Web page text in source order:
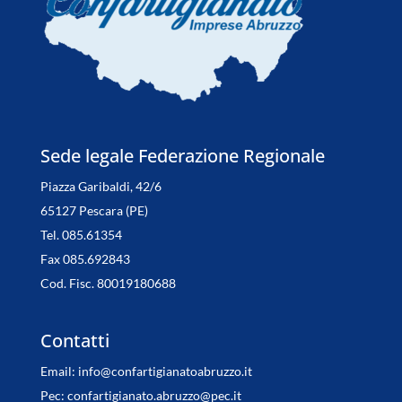
Sede legale Federazione Regionale
Piazza Garibaldi, 42/6
65127 Pescara (PE)
Tel. 085.61354
Fax 085.692843
Cod. Fisc. 80019180688
Contatti
Email: info@confartigianatoabruzzo.it
Pec: confartigianato.abruzzo@pec.it